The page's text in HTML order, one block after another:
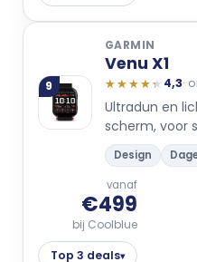
9
GARMIN
Venu X1
★★★★★
★★★★★ 4,3·
Ultradun en
scherm, voor
Design
vanaf
€499
bij Coolblue
Top 3 deals▾